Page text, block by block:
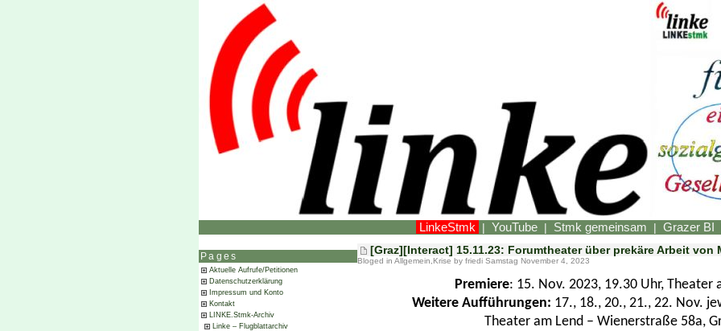
LinkeStmk | YouTube | Stmk gemeinsam | Grazer BI
Pages
Aktuelle Aufrufe/Petitionen
Datenschutzerklärung
Impressum und Konto
Kontakt
LINKE.Stmk-Archiv
Linke – Flugblattarchiv
[Graz][Interact] 15.11.23: Forumtheater über prekäre Arbeit von
Bloged in Allgemein Krise by friedi Samstag November 4, 2023
Premiere: 15. Nov. 2023, 19.30 Uhr, Theater
Weitere Aufführungen: 17., 18., 20., 21., 22. Nov.
Theater am Lend – Wienerstraße 58a,